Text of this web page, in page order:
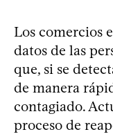
Los comercios
datos de las
que, si se
de manera
contagiado.
proceso de